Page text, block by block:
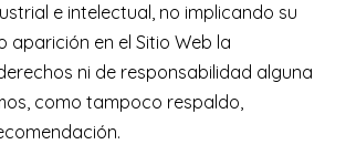
e intelectual, no implicando su
aparición en el Sitio Web la
ni de responsabilidad alguna
como tampoco respaldo,